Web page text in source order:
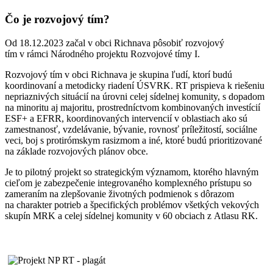
Čo je rozvojový tím?
Od 18.12.2023 začal v obci Richnava pôsobiť rozvojový
tím v rámci Národného projektu Rozvojové tímy I.
Rozvojový tím v obci Richnava je skupina ľudí, ktorí budú
koordinovaní a metodicky riadení ÚSVRK. RT prispieva k riešeniu
nepriaznivých situácií na úrovni celej sídelnej komunity, s dopadom
na minoritu aj majoritu, prostredníctvom kombinovaných investícií
ESF+ a EFRR, koordinovaných intervencií v oblastiach ako sú
zamestnanosť, vzdelávanie, bývanie, rovnosť príležitostí, sociálne
veci, boj s protirómskym rasizmom a iné, ktoré budú prioritizované
na základe rozvojových plánov obce.
Je to pilotný projekt so strategickým významom, ktorého hlavným
cieľom je zabezpečenie integrovaného komplexného prístupu so
zameraním na zlepšovanie životných podmienok s dôrazom
na charakter potrieb a špecifických problémov všetkých vekových
skupín MRK a celej sídelnej komunity v 60 obciach z Atlasu RK.